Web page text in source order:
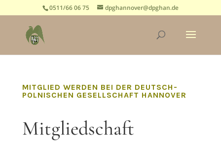
0511/66 06 75 dpghannover@dpghan.de
MITGLIED WERDEN BEI DER DEUTSCH-
POLNISCHEN GESELLSCHAFT HANNOVER
Mitgliedschaft